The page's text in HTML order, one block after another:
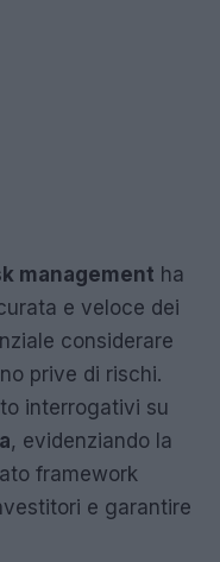
management ha
e veloce dei
considerare
prive di rischi.
interrogativi su
, evidenziando la
framework
e garantire